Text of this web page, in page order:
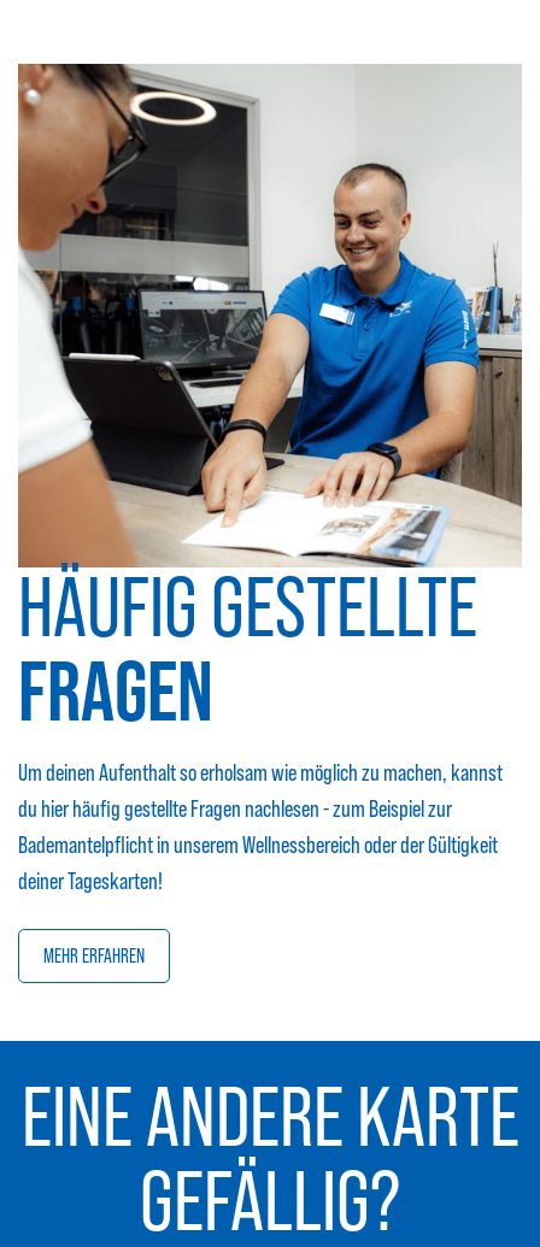
HÄUFIG GESTELLTE
FRAGEN
Um deinen Aufenthalt so erholsam wie möglich zu machen, kannst
du hier häufig gestellte Fragen nachlesen - zum Beispiel zur
Bademantelpflicht in unserem Wellnessbereich oder der Gültigkeit
deiner Tageskarten!
MEHR ERFAHREN
EINE ANDERE KARTE
GEFÄLLIG?
Confirm your age
Are you 18 years old or older?
NO, I'M NOT YES, I AM